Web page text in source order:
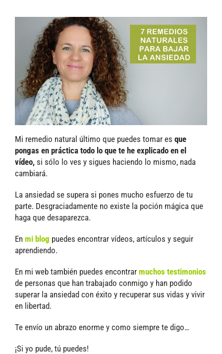
Mi remedio natural último que puedes tomar es que
pongas en práctica todo lo que te he explicado en el
vídeo, si sólo lo ves y sigues haciendo lo mismo, nada
cambiará.
La ansiedad se supera si pones mucho esfuerzo de tu
parte. Desgraciadamente no existe la poción mágica que
haga que desaparezca.
En mi blog puedes encontrar vídeos, artículos y seguir
aprendiendo.
En mi web también puedes encontrar muchos testimonios
de personas que han trabajado conmigo y han podido
superar la ansiedad con éxito y recuperar sus vidas y vivir
en libertad.
Te envío un abrazo enorme y como siempre te digo…
¡Si yo pude, tú puedes!